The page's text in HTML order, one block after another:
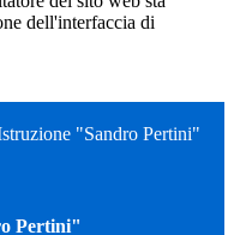
dell'interfaccia di
"Sandro Pertini"
Pertini"